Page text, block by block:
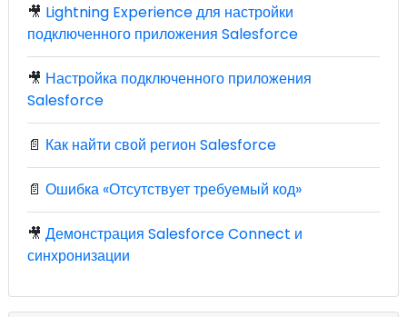
🎥 Lightning Experience для настройки
подключенного приложения Salesforce
🎥 Настройка подключенного приложения
Salesforce
📄 Как найти свой регион Salesforce
📄 Ошибка «Отсутствует требуемый код»
🎥 Демонстрация Salesforce Connect и
синхронизации